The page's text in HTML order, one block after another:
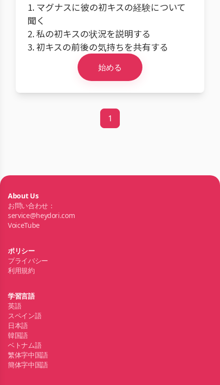
1. マグナスに彼の初キスの経験について
聞く
2. 私の初キスの状況を説明する
3. 初キスの前後の気持ちを共有する
始める
1
About Us
お問い合わせ：
service@heydori.com
VoiceTube
ポリシー
プライバシー
利用規約
学習言語
英語
スペイン語
日本語
韓国語
ベトナム語
繁体字中国語
簡体字中国語